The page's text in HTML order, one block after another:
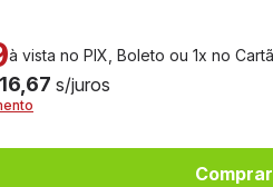
à vista no PIX, Boleto ou 1x no
s/juros
Comprar